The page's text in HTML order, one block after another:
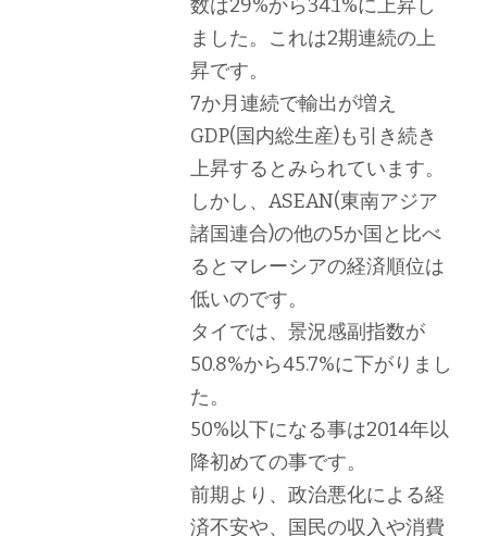
数は29%から34.1%に上昇し
ました。これは2期連続の上
昇です。
7か月連続で輸出が増え
GDP(国内総生産)も引き続き
上昇するとみられています。
しかし、ASEAN(東南アジア
諸国連合)の他の5か国と比べ
るとマレーシアの経済順位は
低いのです。
タイでは、景況感副指数が
50.8%から45.7%に下がりまし
た。
50%以下になる事は2014年以
降初めての事です。
前期より、政治悪化による経
済不安や、国民の収入や消費